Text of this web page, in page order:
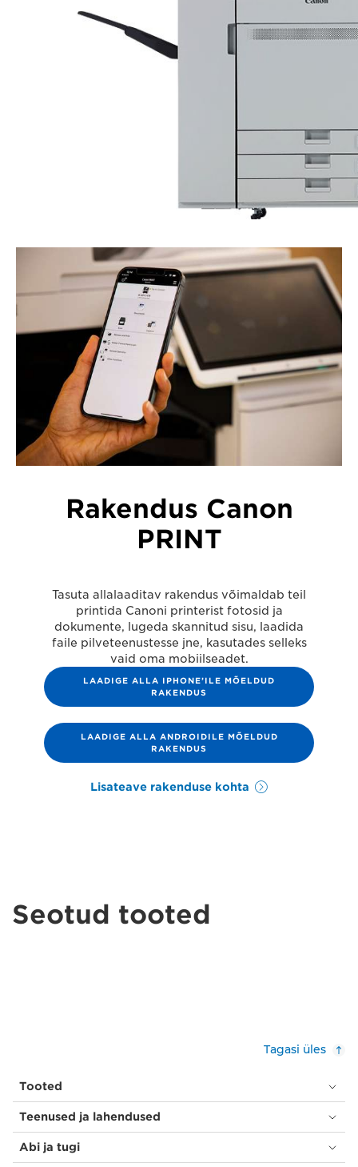
Rakendus Canon
PRINT
Tasuta allalaaditav rakendus võimaldab teil
printida Canoni printerist fotosid ja
dokumente, lugeda skannitud sisu, laadida
faile pilveteenustesse jne, kasutades selleks
vaid oma mobiilseadet.
LAADIGE ALLA IPHONE’ILE MÕELDUD
RAKENDUS
LAADIGE ALLA ANDROIDILE MÕELDUD
RAKENDUS
Lisateave rakenduse kohta
Seotud tooted
Tagasi üles
Tooted
Teenused ja lahendused
Abi ja tugi